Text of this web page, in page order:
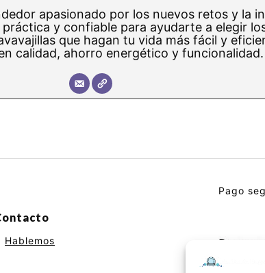
apasionado por los nuevos retos y la
y confiable para ayudarte a elegir
que hagan tu vida más fácil y
calidad, ahorro energético y funcionalidad.
Hablemos
Pago